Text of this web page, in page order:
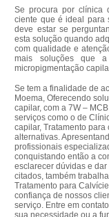
Se procura por clínica
ciente que é ideal para
deve estar se
esta solução quando
com qualidade e
mais soluções que
micropigmentação
Se tem a finalidade de
Moema, Oferecendo
capilar, com a 7W –
serviços como o de
capilar, Tratamento
alternativas.
profissionais
conquistando então a
esclarecer dúvidas e
citados, também
Tratamento para
confiança de nossos
serviço. Entre em
sua necessidade ou a